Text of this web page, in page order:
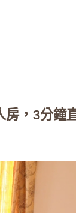
，3分鐘